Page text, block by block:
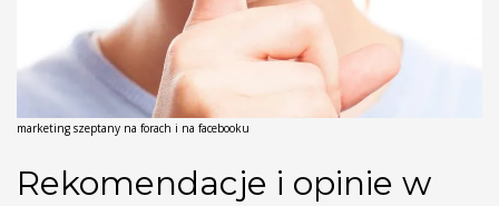
marketing szeptany na forach i na facebooku
Rekomendacje i opinie w